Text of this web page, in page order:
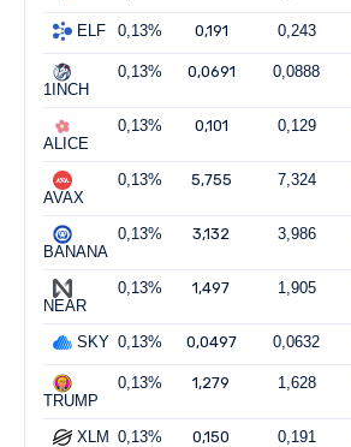
ELF 0,13% 0,191 0,243
1INCH
0,13% 0,0691 0,0888
ALICE
0,13% 0,101 0,129
AVAX
0,13% 5,755 7,324
BANANA
0,13% 3,132 3,986
NEAR
0,13% 1,497 1,905
SKY 0,13% 0,0497 0,0632
TRUMP
0,13% 1,279 1,628
XLM 0,13% 0,150 0,191